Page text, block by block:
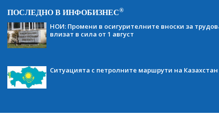
ПОСЛЕДНО В ИНФОБИЗНЕС®
НОИ: Промени в осигурителните вноски за
влизат в сила от 1 август
Ситуацията с петролните маршрути на Казахстан